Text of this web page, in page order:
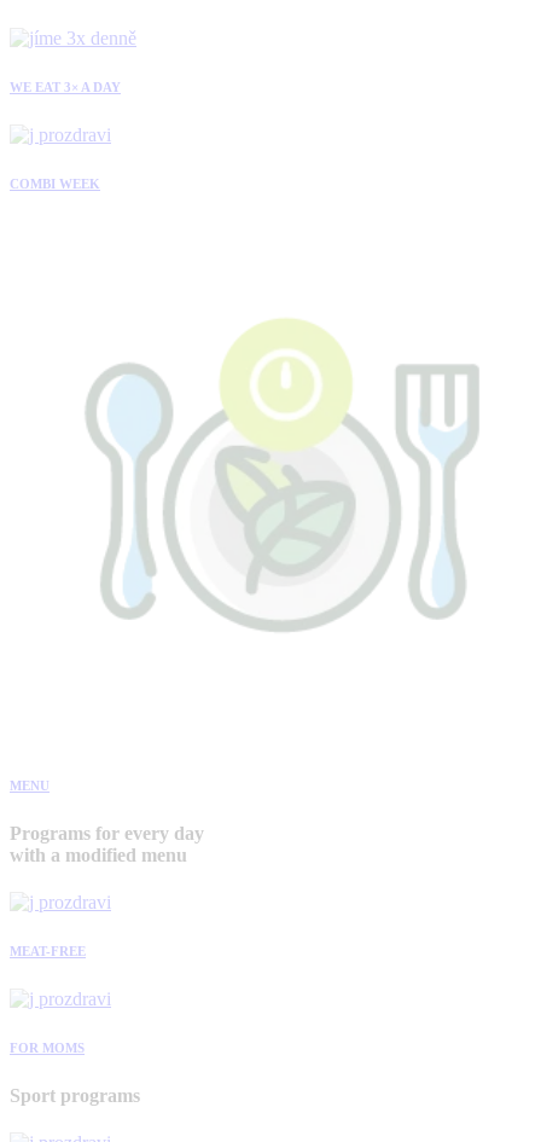
WE EAT 3× A DAY
COMBI WEEK
MENU
Programs for every day
with a modified menu
MEAT-FREE
FOR MOMS
Sport programs